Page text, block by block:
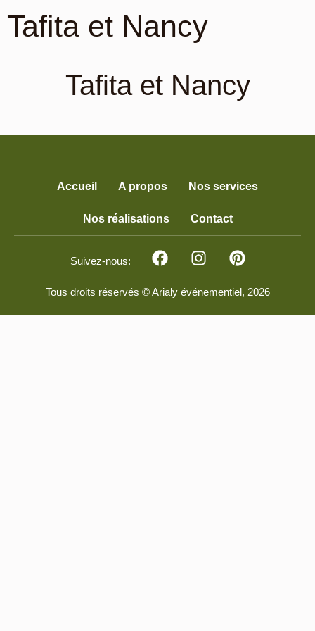
Tafita et Nancy
Tafita et Nancy
Accueil A propos Nos services
Nos réalisations Contact
Tous droits réservés © Arialy événementiel, 2026
Suivez-nous: